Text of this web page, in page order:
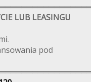
LUB LEASINGU
pod